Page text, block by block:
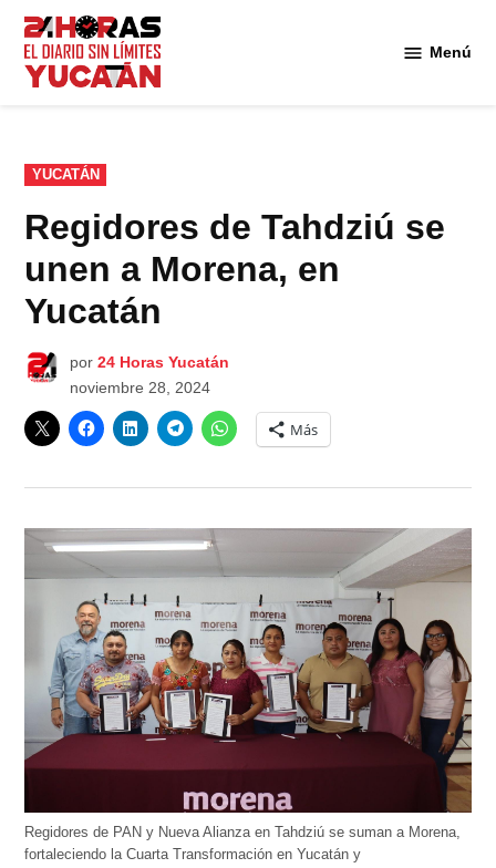
Saltar
contenido
Menú
PUBLICADO
EN
YUCATÁN
Regidores de Tahdziú se
unen a Morena, en
Yucatán
por 24 Horas Yucatán
noviembre 28, 2024
Más
Regidores de PAN y Nueva Alianza en Tahdziú se suman a Morena,
fortaleciendo la Cuarta Transformación en Yucatán y